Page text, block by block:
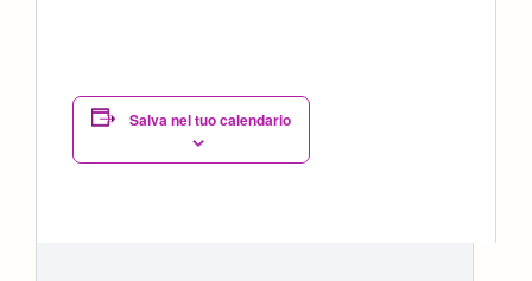
Salva nel tuo calendario